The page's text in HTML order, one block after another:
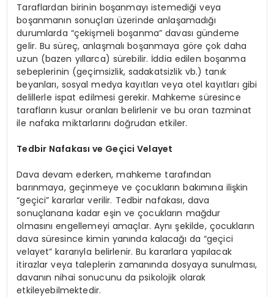
Taraflardan birinin boşanmayı istemediği veya
boşanmanın sonuçları üzerinde anlaşamadığı
durumlarda “çekişmeli boşanma” davası gündeme
gelir. Bu süreç, anlaşmalı boşanmaya göre çok daha
uzun (bazen yıllarca) sürebilir. İddia edilen boşanma
sebeplerinin (geçimsizlik, sadakatsizlik vb.) tanık
beyanları, sosyal medya kayıtları veya otel kayıtları gibi
delillerle ispat edilmesi gerekir. Mahkeme süresince
tarafların kusur oranları belirlenir ve bu oran tazminat
ile nafaka miktarlarını doğrudan etkiler.
Tedbir Nafakası ve Geçici Velayet
Dava devam ederken, mahkeme tarafından
barınmaya, geçinmeye ve çocukların bakımına ilişkin
“geçici” kararlar verilir. Tedbir nafakası, dava
sonuçlanana kadar eşin ve çocukların mağdur
olmasını engellemeyi amaçlar. Aynı şekilde, çocukların
dava süresince kimin yanında kalacağı da “geçici
velayet” kararıyla belirlenir. Bu kararlara yapılacak
itirazlar veya taleplerin zamanında dosyaya sunulması,
davanın nihai sonucunu da psikolojik olarak
etkileyebilmektedir.